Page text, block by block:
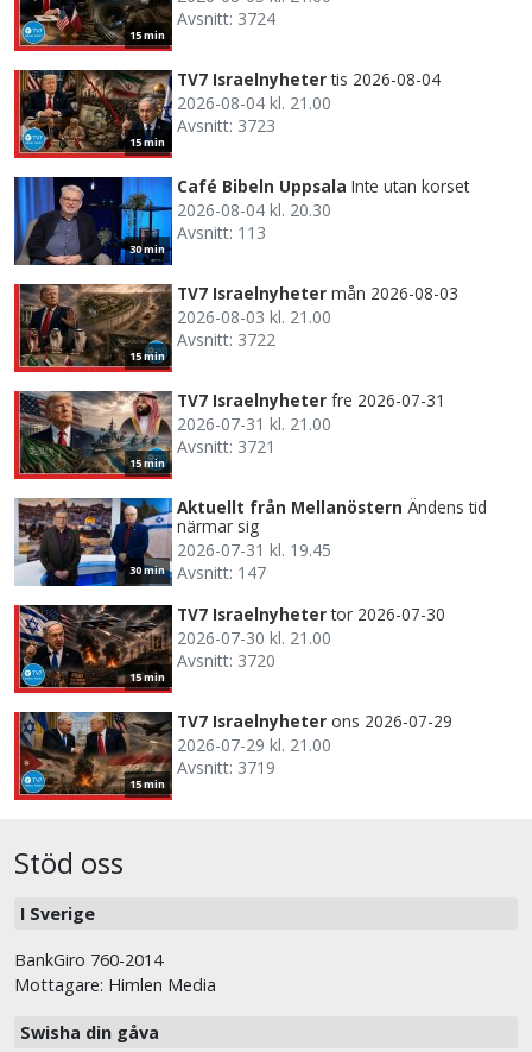
15 min
Avsnitt: 3724
15 min
TV7 Israelnyheter tis 2026-08-04
2026-08-04 kl. 21.00
Avsnitt: 3723
30 min
Café Bibeln Uppsala Inte utan korset
2026-08-04 kl. 20.30
Avsnitt: 113
15 min
TV7 Israelnyheter mån 2026-08-03
2026-08-03 kl. 21.00
Avsnitt: 3722
15 min
TV7 Israelnyheter fre 2026-07-31
2026-07-31 kl. 21.00
Avsnitt: 3721
30 min
Aktuellt från Mellanöstern Ändens tid
närmar sig
2026-07-31 kl. 19.45
Avsnitt: 147
15 min
TV7 Israelnyheter tor 2026-07-30
2026-07-30 kl. 21.00
Avsnitt: 3720
15 min
TV7 Israelnyheter ons 2026-07-29
2026-07-29 kl. 21.00
Avsnitt: 3719
Stöd oss
I Sverige
BankGiro 760-2014
Mottagare: Himlen Media
Swisha din gåva